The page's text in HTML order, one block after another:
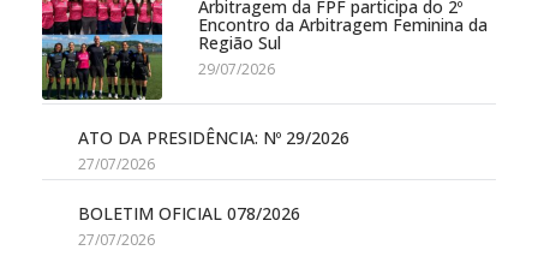
Arbitragem da FPF participa do 2º
Encontro da Arbitragem Feminina da
Região Sul
29/07/2026
ATO DA PRESIDÊNCIA: Nº 29/2026
27/07/2026
BOLETIM OFICIAL 078/2026
27/07/2026